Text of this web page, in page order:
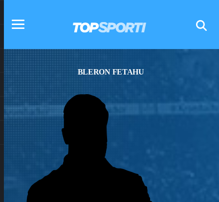
BLERON FETAHU